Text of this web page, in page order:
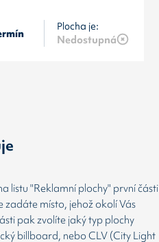
Plocha je:
Nedostupná
listu "Reklamní plochy" první části
zadáte místo, jehož okolí Vás
pak zvolíte jaký typ plochy
billboard, nebo CLV (City Light